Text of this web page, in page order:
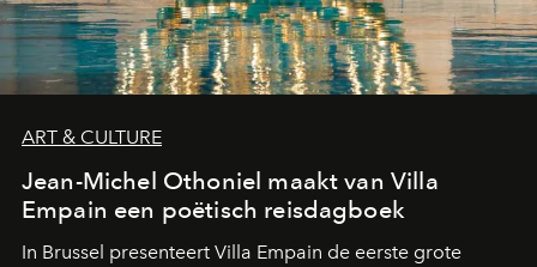
ART & CULTURE
Jean-Michel Othoniel maakt van Villa
Empain een poëtisch reisdagboek
In Brussel presenteert Villa Empain de eerste grote